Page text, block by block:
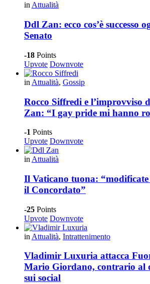
inAttualità
Ddl Zan: ecco cos’è successo
Senato
-18 Points
Upvote Downvote
in Attualità, Gossip
Rocco Siffredi e l’improvviso
Zan: “I gay pride mi hanno
-1 Points
Upvote Downvote
in Attualità
Il Vaticano tuona:
il Concordato”
-25 Points
Upvote Downvote
in Attualità, Intrattenimento
Vladimir Luxuria attacca
Mario Giordano, contrario al
sui social